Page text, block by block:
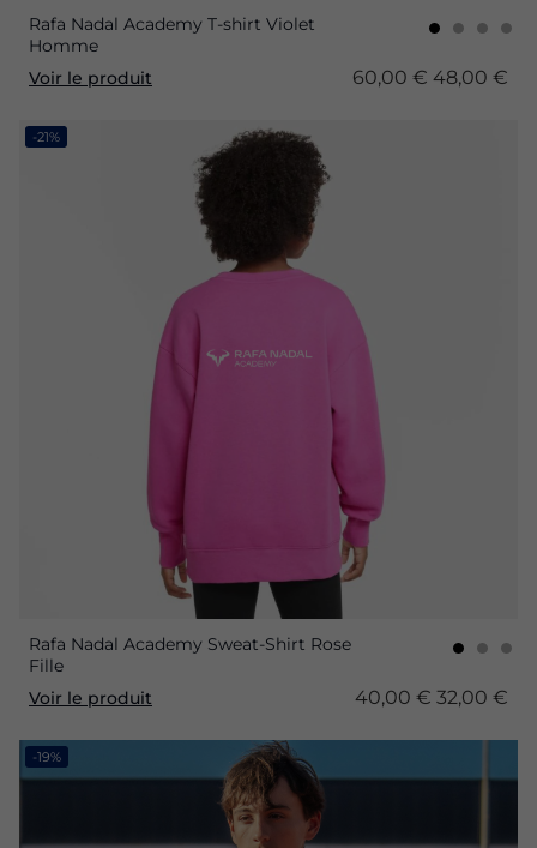
Rafa Nadal Academy T-shirt Violet
Homme
Voir le produit
60,00 € 48,00 €
-21%
Rafa Nadal Academy Sweat-Shirt Rose
Fille
Voir le produit
40,00 € 32,00 €
-19%